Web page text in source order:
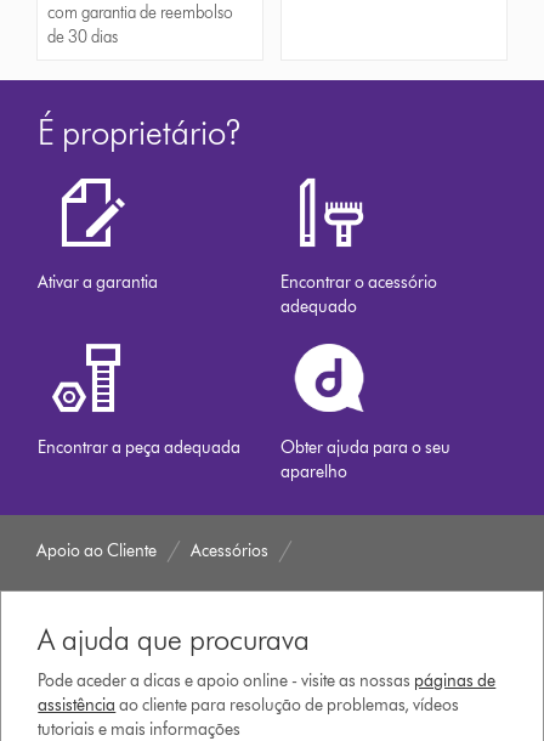
com garantia de reembolso
de 30 dias
É proprietário?
Ativar a garantia
Encontrar o acessório
adequado
Encontrar a peça adequada
Obter ajuda para o seu
aparelho
Apoio ao Cliente Acessórios
A ajuda que procurava
Pode aceder a dicas e apoio online - visite as nossas páginas de
assistência ao cliente para resolução de problemas, vídeos
tutoriais e mais informações